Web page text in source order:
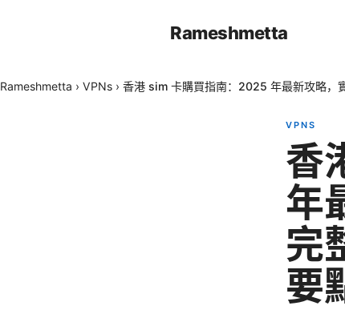
Rameshmetta
Rameshmetta › VPNs › 香港 sim 卡購買指南：2025 年最新攻略，
VPNS
香
年
完
要